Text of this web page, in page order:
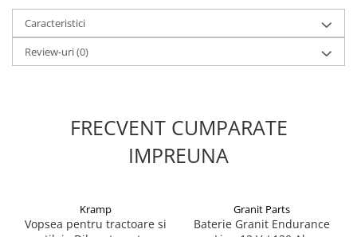
1.8.7. Direcție
1.8.8. Cabluri ambreiaj și
transmisie
1.8.10. Volante
2. Piese Utilaje Agricole
Caracteristici
Review-uri(0)
FRECVENT CUMPARATE
IMPREUNA
Kramp
Vopsea pentru tractoare si
Granit Parts
Baterie Granit Endurance